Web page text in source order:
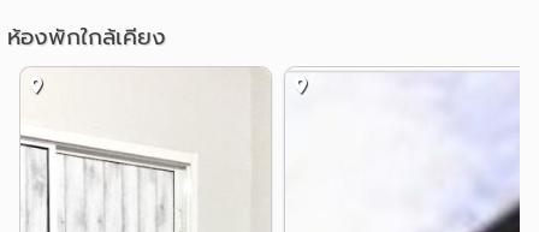
ร้านค้าและไลฟ์สไตล์ใกล้เคียง:
• Prasanmit Plaza (Bunkun Building 1888) – 300 m
• Terminal 21 Shopping Mall – 600 m
• Tops Market (Robinson Sukhumvit 19) – 800 m
• Singha Complex – 1.1 km
อื่นๆ
แยกมิตรสัมพันธ์ ราชเทวี 1.5 กม.
เครือสหพัฒน์
แยกพระราม 9 1.7 กม.
สถานฑูตจีน
ห้องพักใกล้เคียง